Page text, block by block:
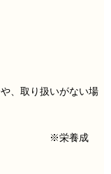
）
、取り扱いがない場
成